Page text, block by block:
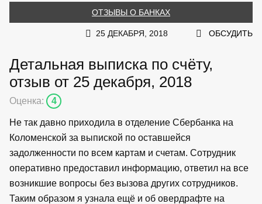
ОТЗЫВЫ О БАНКАХ
25 ДЕКАБРЯ, 2018 ОБСУДИТЬ
Детальная выписка по счёту,
отзыв от 25 декабря, 2018
Оценка: 4
Не так давно приходила в отделение Сбербанка на
Коломенской за выпиской по оставшейся
задолженности по всем картам и счетам. Сотрудник
оперативно предоставил информацию, ответил на все
возникшие вопросы без вызова других сотрудников.
Таким образом я узнала ещё и об овердрафте на